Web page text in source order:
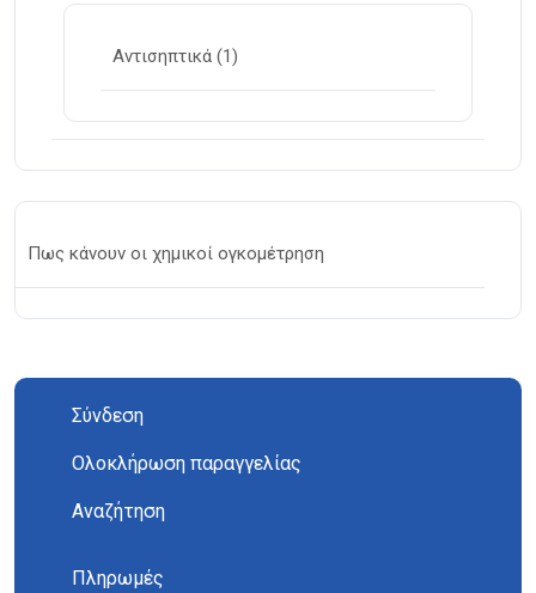
Αντισηπτικά (1)
Πως κάνουν οι χημικοί ογκομέτρηση
Σύνδεση
Ολοκλήρωση παραγγελίας
Αναζήτηση
Πληρωμές